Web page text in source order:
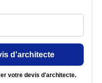
d'architecte
votre devis d'architecte.